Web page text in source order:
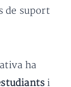
de suport
ha
i